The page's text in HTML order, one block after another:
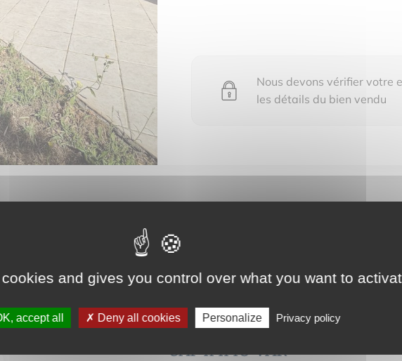
Nous devons vérifier votre
les détails du bien vendu
voir les détails du bien vendu
CAP IMMO VAR
and gives you control over what you want to
accept all Deny all cookies Personalize Privacy policy